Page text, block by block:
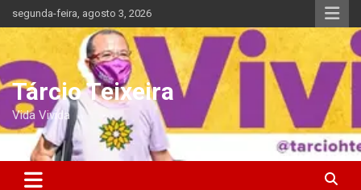
to
segunda-feira, agosto 3, 2026
Tárcio Teixeira
Vida Vivida